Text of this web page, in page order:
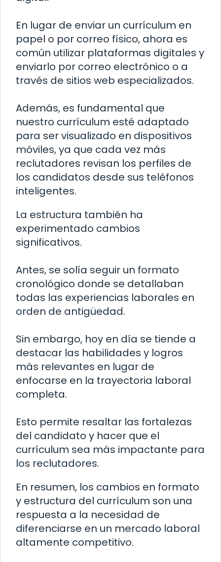
En lugar de enviar un currículum en
papel o por correo físico, ahora es
común utilizar plataformas digitales y
enviarlo por correo electrónico o a
través de sitios web especializados.
Además, es fundamental que
nuestro currículum esté adaptado
para ser visualizado en dispositivos
móviles, ya que cada vez más
reclutadores revisan los perfiles de
los candidatos desde sus teléfonos
inteligentes.
La estructura también ha
experimentado cambios
significativos.
Antes, se solía seguir un formato
cronológico donde se detallaban
todas las experiencias laborales en
orden de antigüedad.
Sin embargo, hoy en día se tiende a
destacar las habilidades y logros
más relevantes en lugar de
enfocarse en la trayectoria laboral
completa.
Esto permite resaltar las fortalezas
del candidato y hacer que el
currículum sea más impactante para
los reclutadores.
En resumen, los cambios en formato
y estructura del currículum son una
respuesta a la necesidad de
diferenciarse en un mercado laboral
altamente competitivo.